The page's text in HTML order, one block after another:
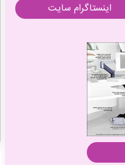
اینستاگرام سایت